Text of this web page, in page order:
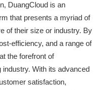
DuangCloud is an
that presents a myriad of
of their size or industry. By
efficiency, and a range of
the forefront of
With its advanced
satisfaction,